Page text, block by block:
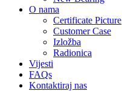
O nama
Certificate Picture
Customer Case
Izložba
Radionica
Vijesti
FAQs
Kontaktiraj nas